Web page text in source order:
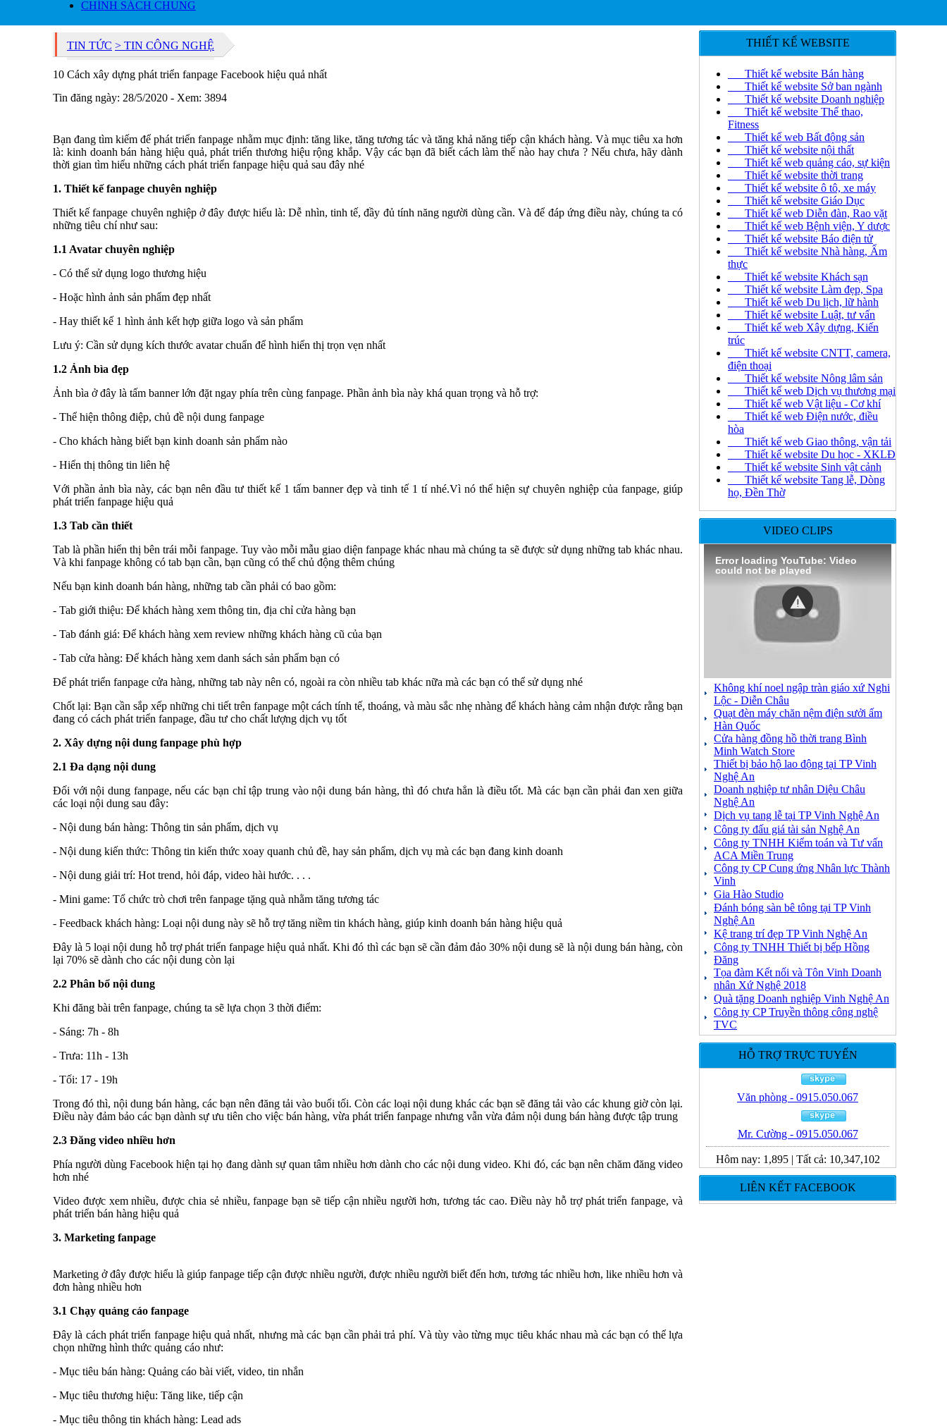
CHÍNH SÁCH CHUNG
TIN TỨC > TIN CÔNG NGHỆ
10 Cách xây dựng phát triển fanpage Facebook hiệu quả nhất
Tin đăng ngày: 28/5/2020 - Xem: 3894
Bạn đang tìm kiếm để phát triển fanpage nhằm mục định: tăng like, tăng tương tác và tăng khả năng tiếp cận khách hàng. Và mục tiêu xa hơn
là: kinh doanh bán hàng hiệu quả, phát triển thương hiệu rộng khắp. Vậy các bạn đã biết cách làm thế nào hay chưa ? Nếu chưa, hãy dành
thời gian tìm hiểu những cách phát triển fanpage hiệu quả sau đây nhé
1. Thiết kế fanpage chuyên nghiệp
Thiết kế fanpage chuyên nghiệp ở đây được hiểu là: Dễ nhìn, tinh tế, đầy đủ tính năng người dùng cần. Và để đáp ứng điều này, chúng ta có
những tiêu chí như sau:
1.1 Avatar chuyên nghiệp
- Có thể sử dụng logo thương hiệu
- Hoặc hình ảnh sản phẩm đẹp nhất
- Hay thiết kế 1 hình ảnh kết hợp giữa logo và sản phẩm
Lưu ý: Cần sử dụng kích thước avatar chuẩn để hình hiển thị trọn vẹn nhất
1.2 Ảnh bìa đẹp
Ảnh bìa ở đây là tấm banner lớn đặt ngay phía trên cùng fanpage. Phần ảnh bìa này khá quan trọng và hỗ trợ:
- Thể hiện thông điệp, chủ đề nội dung fanpage
- Cho khách hàng biết bạn kinh doanh sản phẩm nào
- Hiển thị thông tin liên hệ
Với phần ảnh bìa này, các bạn nên đầu tư thiết kế 1 tấm banner đẹp và tinh tế 1 tí nhé.Vì nó thể hiện sự chuyên nghiệp của fanpage, giúp
phát triển fanpage hiệu quả
1.3 Tab cần thiết
Tab là phần hiển thị bên trái mỗi fanpage. Tuy vào mỗi mẫu giao diện fanpage khác nhau mà chúng ta sẽ được sử dụng những tab khác nhau.
Và khi fanpage không có tab bạn cần, bạn cũng có thể chủ động thêm chúng
Nếu bạn kinh doanh bán hàng, những tab cần phải có bao gồm:
- Tab giới thiệu: Để khách hàng xem thông tin, địa chỉ cửa hàng bạn
- Tab đánh giá: Để khách hàng xem review những khách hàng cũ của bạn
- Tab cửa hàng: Để khách hàng xem danh sách sản phẩm bạn có
Để phát triển fanpage cửa hàng, những tab này nên có, ngoài ra còn nhiều tab khác nữa mà các bạn có thể sử dụng nhé
Chốt lại: Bạn cần sắp xếp những chi tiết trên fanpage một cách tính tế, thoáng, và màu sắc nhẹ nhàng để khách hàng cảm nhận được rằng bạn
đang có cách phát triển fanpage, đầu tư cho chất lượng dịch vụ tốt
2. Xây dựng nội dung fanpage phù hợp
2.1 Đa dạng nội dung
Đối với nội dung fanpage, nếu các bạn chỉ tập trung vào nội dung bán hàng, thì đó chưa hẳn là điều tốt. Mà các bạn cần phải đan xen giữa
các loại nội dung sau đây:
- Nội dung bán hàng: Thông tin sản phẩm, dịch vụ
- Nội dung kiến thức: Thông tin kiến thức xoay quanh chủ đề, hay sản phẩm, dịch vụ mà các bạn đang kinh doanh
- Nội dung giải trí: Hot trend, hỏi đáp, video hài hước. . . .
- Mini game: Tổ chức trò chơi trên fanpage tặng quà nhằm tăng tương tác
- Feedback khách hàng: Loại nội dung này sẽ hỗ trợ tăng niềm tin khách hàng, giúp kinh doanh bán hàng hiệu quả
Đây là 5 loại nội dung hỗ trợ phát triển fanpage hiệu quả nhất. Khi đó thì các bạn sẽ cần đảm đảo 30% nội dung sẽ là nội dung bán hàng, còn
lại 70% sẽ dành cho các nội dung còn lại
2.2 Phân bổ nội dung
Khi đăng bài trên fanpage, chúng ta sẽ lựa chọn 3 thời điểm:
- Sáng: 7h - 8h
- Trưa: 11h - 13h
- Tối: 17 - 19h
Trong đó thì, nội dung bán hàng, các bạn nên đăng tải vào buổi tối. Còn các loại nội dung khác các bạn sẽ đăng tải vào các khung giờ còn lại.
Điều này đảm bảo các bạn dành sự ưu tiên cho việc bán hàng, vừa phát triển fanpage nhưng vẫn vừa đảm nội dung bán hàng được tập trung
2.3 Đăng video nhiều hơn
Phía người dùng Facebook hiện tại họ đang dành sự quan tâm nhiều hơn dành cho các nội dung video. Khi đó, các bạn nên chăm đăng video
hơn nhé
Video được xem nhiều, được chia sẻ nhiều, fanpage bạn sẽ tiếp cận nhiều người hơn, tương tác cao. Điều này hỗ trợ phát triển fanpage, và
phát triển bán hàng hiệu quả
3. Marketing fanpage
Marketing ở đây được hiểu là giúp fanpage tiếp cận được nhiều người, được nhiều người biết đến hơn, tương tác nhiều hơn, like nhiều hơn và
đơn hàng nhiều hơn
3.1 Chạy quảng cáo fanpage
Đây là cách phát triển fanpage hiệu quả nhất, nhưng mà các bạn cần phải trả phí. Và tùy vào từng mục tiêu khác nhau mà các bạn có thể lựa
chọn những hình thức quảng cáo như:
- Mục tiêu bán hàng: Quảng cáo bài viết, video, tin nhắn
- Mục tiêu thương hiệu: Tăng like, tiếp cận
- Mục tiêu thông tin khách hàng: Lead ads
THIẾT KẾ WEBSITE
Thiết kế website Bán hàng
Thiết kế website Sở ban ngành
Thiết kế website Doanh nghiệp
Thiết kế website Thể thao,
Fitness
Thiết kế web Bất động sản
Thiết kế website nội thất
Thiết kế web quảng cáo, sự kiện
Thiết kế website thời trang
Thiết kế website ô tô, xe máy
Thiết kế website Giáo Dục
Thiết kế web Diễn đàn, Rao vặt
Thiết kế web Bệnh viện, Y dược
Thiết kế website Báo điện tử
Thiết kế website Nhà hàng, Ẩm
thực
Thiết kế website Khách sạn
Thiết kế website Làm đẹp, Spa
Thiết kế web Du lịch, lữ hành
Thiết kế website Luật, tư vấn
Thiết kế web Xây dựng, Kiến
trúc
Thiết kế website CNTT, camera,
điện thoại
Thiết kế website Nông lâm sản
Thiết kế web Dịch vụ thương mại
Thiết kế web Vật liệu - Cơ khí
Thiết kế web Điện nước, điều
hòa
Thiết kế web Giao thông, vận tải
Thiết kế website Du học - XKLĐ
Thiết kế website Sinh vật cảnh
Thiết kế website Tang lễ, Dòng
họ, Đền Thờ
VIDEO CLIPS
Error loading YouTube: Video
could not be played
Không khí noel ngập tràn giáo xứ Nghi
Lộc - Diễn Châu
Quạt đèn máy chăn nệm điện sưởi ấm
Hàn Quốc
Cửa hàng đồng hồ thời trang Bình
Minh Watch Store
Thiết bị bảo hộ lao động tại TP Vinh
Nghệ An
Doanh nghiệp tư nhân Diệu Châu
Nghệ An
Dịch vụ tang lễ tại TP Vinh Nghệ An
Công ty đấu giá tài sản Nghệ An
Công ty TNHH Kiểm toán và Tư vấn
ACA Miền Trung
Công ty CP Cung ứng Nhân lực Thành
Vinh
Gia Hào Studio
Đánh bóng sàn bê tông tại TP Vinh
Nghệ An
Kệ trang trí đẹp TP Vinh Nghệ An
Công ty TNHH Thiết bị bếp Hồng
Đăng
Tọa đàm Kết nối và Tôn Vinh Doanh
nhân Xứ Nghệ 2018
Quà tặng Doanh nghiệp Vinh Nghệ An
Công ty CP Truyền thông công nghệ
TVC
HỖ TRỢ TRỰC TUYẾN
Văn phòng - 0915.050.067
Mr. Cường - 0915.050.067
Hôm nay: 1,895| Tất cả: 10,347,102
LIÊN KẾT FACEBOOK